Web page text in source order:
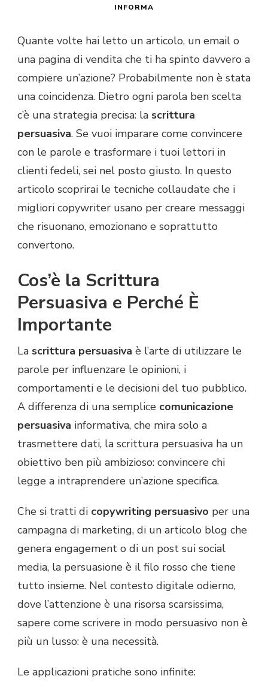
INFORMA
Quante volte hai letto un articolo, un email o
una pagina di vendita che ti ha spinto davvero a
compiere un’azione? Probabilmente non è stata
una coincidenza. Dietro ogni parola ben scelta
c’è una strategia precisa: la scrittura
persuasiva. Se vuoi imparare come convincere
con le parole e trasformare i tuoi lettori in
clienti fedeli, sei nel posto giusto. In questo
articolo scoprirai le tecniche collaudate che i
migliori copywriter usano per creare messaggi
che risuonano, emozionano e soprattutto
convertono.
Cos’è la Scrittura
Persuasiva e Perché È
Importante
La scrittura persuasiva è l’arte di utilizzare le
parole per influenzare le opinioni, i
comportamenti e le decisioni del tuo pubblico.
A differenza di una semplice comunicazione
persuasiva informativa, che mira solo a
trasmettere dati, la scrittura persuasiva ha un
obiettivo ben più ambizioso: convincere chi
legge a intraprendere un’azione specifica.
Che si tratti di copywriting persuasivo per una
campagna di marketing, di un articolo blog che
genera engagement o di un post sui social
media, la persuasione è il filo rosso che tiene
tutto insieme. Nel contesto digitale odierno,
dove l’attenzione è una risorsa scarsissima,
sapere come scrivere in modo persuasivo non è
più un lusso: è una necessità.
Le applicazioni pratiche sono infinite: